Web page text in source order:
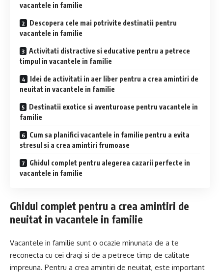
vacantele in familie
Descopera cele mai potrivite destinatii pentru
vacantele in familie
Activitati distractive si educative pentru a petrece
timpul in vacantele in familie
Idei de activitati in aer liber pentru a crea amintiri de
neuitat in vacantele in familie
Destinatii exotice si aventuroase pentru vacantele in
familie
Cum sa planifici vacantele in familie pentru a evita
stresul si a crea amintiri frumoase
Ghidul complet pentru alegerea cazarii perfecte in
vacantele in familie
Ghidul complet pentru a crea amintiri de
neuitat in vacantele in familie
Vacantele in familie sunt o ocazie minunata de a te
reconecta cu cei dragi si de a petrece timp de calitate
impreuna. Pentru a crea amintiri de neuitat, este important